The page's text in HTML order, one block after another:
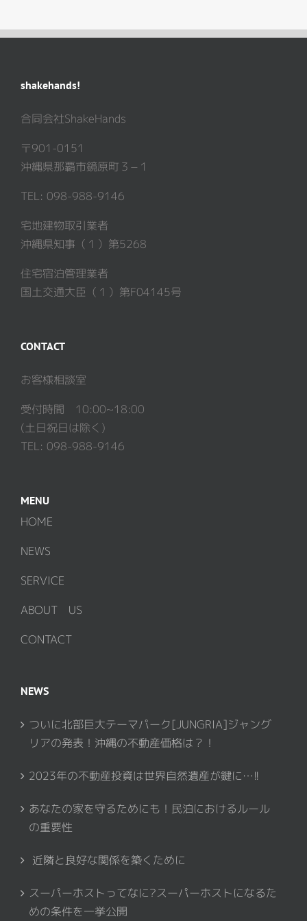
shakehands!
合同会社ShakeHands
〒901-0151
沖縄県那覇市鏡原町３−１
TEL: 098-988-9146
宅地建物取引業者
沖縄県知事（１）第5268
住宅宿泊管理業者
国土交通大臣（１）第F04145号
CONTACT
お客様相談室
受付時間 10:00~18:00
(土日祝日は除く)
TEL: 098-988-9146
MENU
HOME
NEWS
SERVICE
ABOUT US
CONTACT
NEWS
ついに北部巨大テーマパーク[JUNGRIA]ジャング
リアの発表！沖縄の不動産価格は？！
2023年の不動産投資は世界自然遺産が鍵に…!!
あなたの家を守るためにも！民泊におけるルール
の重要性
近隣と良好な関係を築くために
スーパーホストってなに?スーパーホストになるた
めの条件を一挙公開